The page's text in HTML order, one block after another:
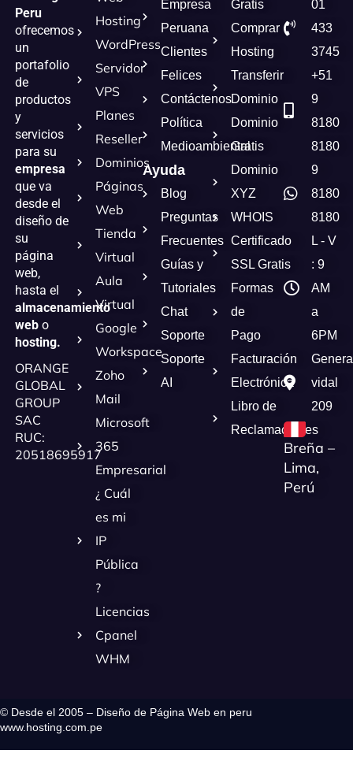
Peru
ofrecemos
un
portafolio
de
productos
y
servicios
para su
empresa
que va
desde el
diseño de
su
página
web,
hasta el
almacenamiento
webo
hosting.
ORANGE
GLOBAL
GROUP
SAC
RUC:
20518695917
Hosting
WordPress
Servidor
VPS
Planes
Reseller
Dominios
Páginas
Web
Tienda
Virtual
Aula
Virtual
Google
Workspace
Zoho
Mail
Microsoft
365
Empresarial
¿ Cuál
es mi
IP
Pública
?
Licencias
Cpanel
WHM
Empresa
Peruana
Clientes
Felices
Contáctenos
Política
Medioambiental
Ayuda
Blog
Preguntas
Frecuentes
Guías y
Tutoriales
Chat
Soporte
Soporte
AI
Gratis
Comprar
Hosting
Transferir
Dominio
Dominio
Gratis
Dominio
XYZ
WHOIS
Certificado
SSL Gratis
Formas
de
Pago
Facturación
Electrónica
Libro de
Reclamaciones
01
433
3745
+51
9
8180
8180
9
8180
8180
L - V
: 9
AM
a
6PM
vidal
209
Breña –
Lima,
Perú
© Desde el 2005 – Diseño de Página Web en peru
www.hosting.com.pe